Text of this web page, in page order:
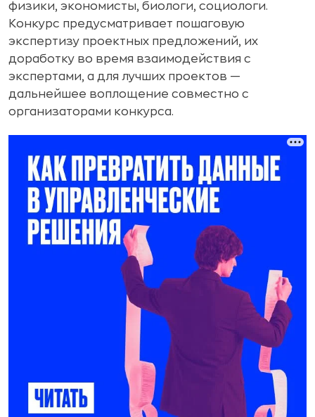
физики, экономисты, биологи, социологи.
Конкурс предусматривает пошаговую
экспертизу проектных предложений, их
доработку во время взаимодействия с
экспертами, а для лучших проектов —
дальнейшее воплощение совместно с
организаторами конкурса.